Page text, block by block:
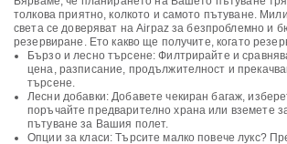
толкова приятно, колкото и самото пътуване.
света се доверяват на Airpaz за безпроблемно и
резервиране. Ето какво ще получите, когато
Бързо и лесно търсене: Филтрирайте и
цена, разписание, продължителност и
търсене.
Лесни добавки: Добавете чекиран багаж,
поръчайте предварително храна или вземете
пътуване за Вашия полет.
Опции за класи: Търсите малко повече лукс?